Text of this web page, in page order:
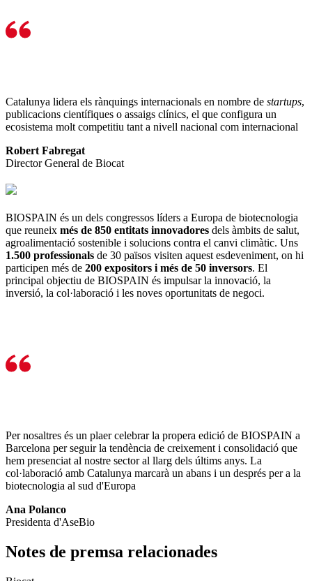
Catalunya lidera els rànquings internacionals en nombre de startups,
publicacions científiques o assaigs clínics, el que configura un
ecosistema molt competitiu tant a nivell nacional com internacional
Robert Fabregat
Director General de Biocat
BIOSPAIN és un dels congressos líders a Europa de biotecnologia
que reuneix més de 850 entitats innovadores dels àmbits de salut,
agroalimentació sostenible i solucions contra el canvi climàtic. Uns
1.500 professionals de 30 països visiten aquest esdeveniment, on hi
participen més de 200 expositors i més de 50 inversors. El
principal objectiu de BIOSPAIN és impulsar la innovació, la
inversió, la col·laboració i les noves oportunitats de negoci.
Per nosaltres és un plaer celebrar la propera edició de BIOSPAIN a
Barcelona per seguir la tendència de creixement i consolidació que
hem presenciat al nostre sector al llarg dels últims anys. La
col·laboració amb Catalunya marcarà un abans i un després per a la
biotecnologia al sud d'Europa
Ana Polanco
Presidenta d'AseBio
Notes de premsa relacionades